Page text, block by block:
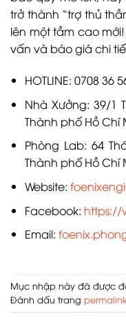
trở thành “trợ thủ
lên một tầm cao mới!
vấn và báo giá chi
HOTLINE: 0708 36
Nhà Xưởng: 39/1
Thành phố Hồ Chí
Phòng Lab: 64
Thành phố Hồ Chí
Website:
Facebook: https://
Email:
Mục nhập này đã được
Đánh dấu trang permalink